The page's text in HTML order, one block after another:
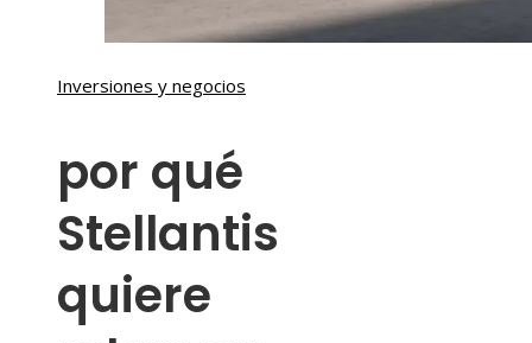
Inversiones y negocios
por qué
Stellantis
quiere